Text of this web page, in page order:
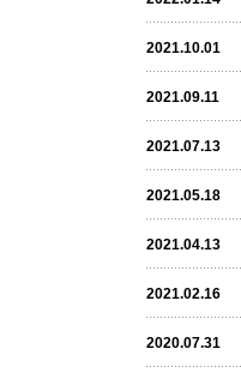
2021.10.01
2021.09.11
2021.07.13
2021.05.18
2021.04.13
2021.02.16
2020.07.31